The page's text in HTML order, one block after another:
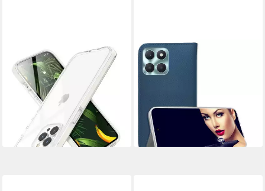
COFI 1453
Handyhülle Hülle 2mm Slim
Case kompatibel mit HONOR
X6A in transparent
13,95 €
lieferbar - in 4-5 Werktagen bei dir
MTB MORE ENERGY
Smartphone-Hülle Smart
Wallet Case aus Kunstleder
7,99 €
lieferbar - in 2-3 Werktagen bei dir